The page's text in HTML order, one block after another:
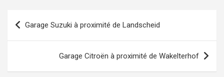
Navigation
de
Garage Suzuki à proximité de Landscheid
Garage Citroën à proximité de Wakelterhof